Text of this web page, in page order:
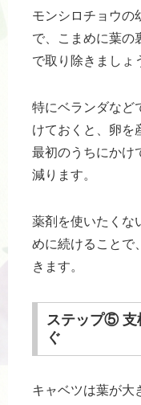
モンシロチョウの
で、こまめに葉の
で取り除きましょ
特にベランダなど
けておくと、卵を
最初のうちにかけ
減ります。
薬剤を使いたくな
めに続けることで
きます。
ステップ⑤ 支
ぐ
キャベツは葉が大